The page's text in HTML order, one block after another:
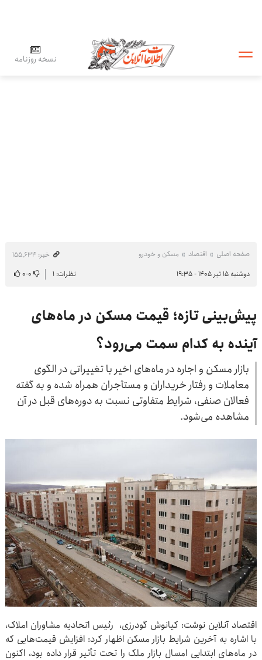
نسخه روزنامه
صفحه اصلی اقتصاد مسکن و خودرو
خبر: ۱۵۵٬۶۳۴
دوشنبه ۱۵ تیر ۱۴۰۵ - ۱۹:۳۵
نظرات: ۱ ۰-۰
پیش‌بینی تازه؛ قیمت مسکن در ماه‌های
آینده به کدام سمت می‌رود؟
بازار مسکن و اجاره در ماه‌های اخیر با تغییراتی در الگوی
معاملات و رفتار خریداران و مستأجران همراه شده و به گفته
فعالان صنفی، شرایط متفاوتی نسبت به دوره‌های قبل در آن
مشاهده می‌شود.
اقتصاد آنلاین نوشت: کیانوش گودرزی، رئیس اتحادیه مشاوران املاک،
با اشاره به آخرین شرایط بازار مسکن اظهار کرد: افزایش قیمت‌هایی که
در ماه‌های ابتدایی امسال بازار ملک را تحت تأثیر قرار داده بود، اکنون